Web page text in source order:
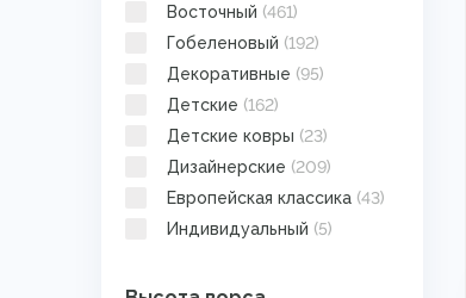
Восточный (461)
Гобеленовый (192)
Декоративные (95)
Детские (162)
Детские ковры (23)
Дизайнерские (209)
Европейская классика (43)
Индивидуальный (5)